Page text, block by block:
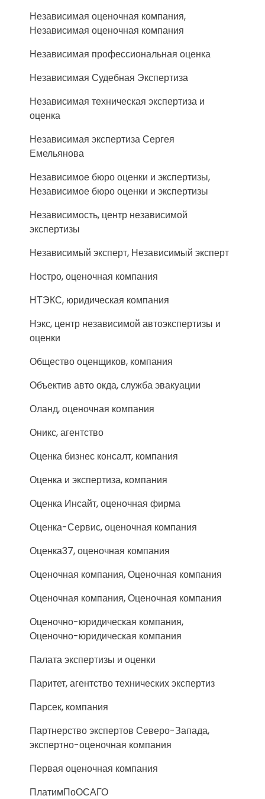
Независимая оценочная компания,
Независимая оценочная компания
Независимая профессиональная оценка
Независимая Судебная Экспертиза
Независимая техническая экспертиза и
оценка
Независимая экспертиза Сергея
Емельянова
Независимое бюро оценки и экспертизы,
Независимое бюро оценки и экспертизы
Независимость, центр независимой
экспертизы
Независимый эксперт, Независимый эксперт
Ностро, оценочная компания
НТЭКС, юридическая компания
Нэкс, центр независимой автоэкспертизы и
оценки
Общество оценщиков, компания
Объектив авто окда, служба эвакуации
Оланд, оценочная компания
Оникс, агентство
Оценка бизнес консалт, компания
Оценка и экспертиза, компания
Оценка Инсайт, оценочная фирма
Оценка-Сервис, оценочная компания
Оценка37, оценочная компания
Оценочная компания, Оценочная компания
Оценочная компания, Оценочная компания
Оценочно-юридическая компания,
Оценочно-юридическая компания
Палата экспертизы и оценки
Паритет, агентство технических экспертиз
Парсек, компания
Партнерство экспертов Северо-Запада,
экспертно-оценочная компания
Первая оценочная компания
ПлатимПоОСАГО